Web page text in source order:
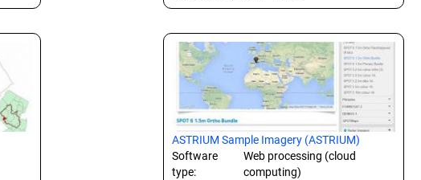
ASTRIUM Sample Imagery (ASTRIUM)
Software
type:
Web processing (cloud
computing)